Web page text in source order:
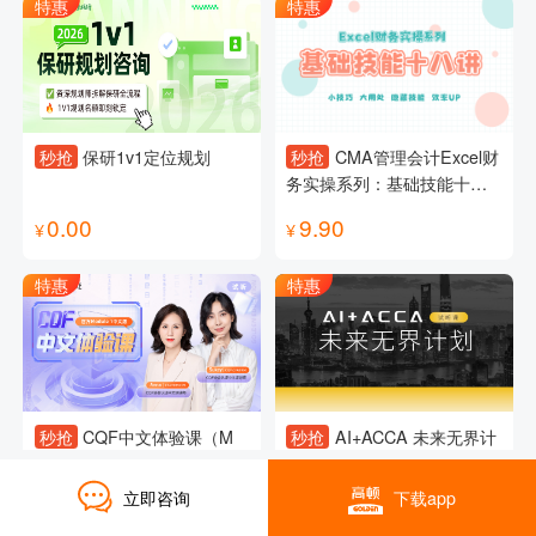
特惠
秒抢 保研1v1定位规划
¥0.00
特惠
秒抢 CMA管理会计Excel财
务实操系列：基础技能十八
¥9.90
特惠
秒抢 CQF中文体验课（M
0.10
特惠
秒抢 AI+ACCA 未来无界计
划试听课
立即咨询 下载app